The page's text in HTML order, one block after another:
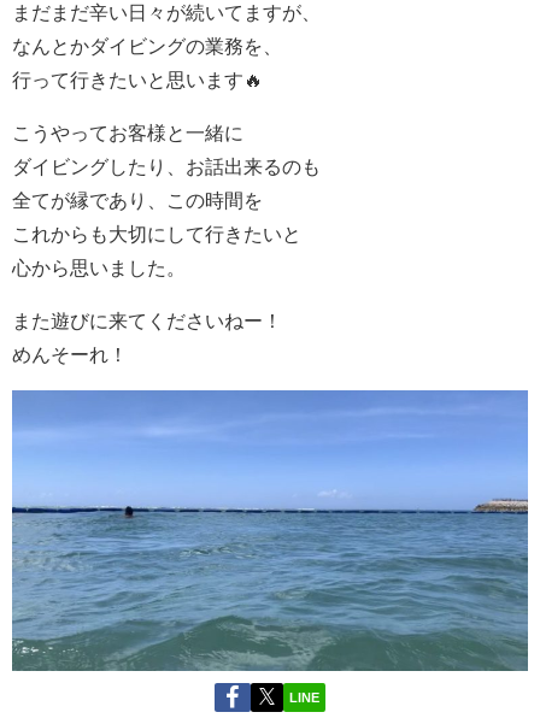
まだまだ辛い日々が続いてますが、
なんとかダイビングの業務を、
行って行きたいと思います🔥
こうやってお客様と一緒に
ダイビングしたり、お話出来るのも
全てが縁であり、この時間を
これからも大切にして行きたいと
心から思いました。
また遊びに来てくださいねー！
めんそーれ！
LINE